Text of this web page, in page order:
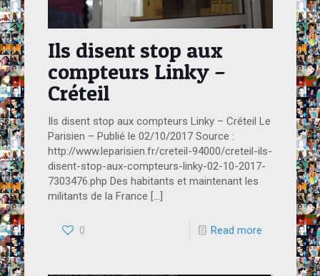
Ils disent stop aux
compteurs Linky –
Créteil
Ils disent stop aux compteurs Linky – Créteil Le
Parisien – Publié le 02/10/2017 Source :
http://www.leparisien.fr/creteil-94000/creteil-ils-
disent-stop-aux-compteurs-linky-02-10-2017-
7303476.php Des habitants et maintenant les
militants de la France […]
0 Read more